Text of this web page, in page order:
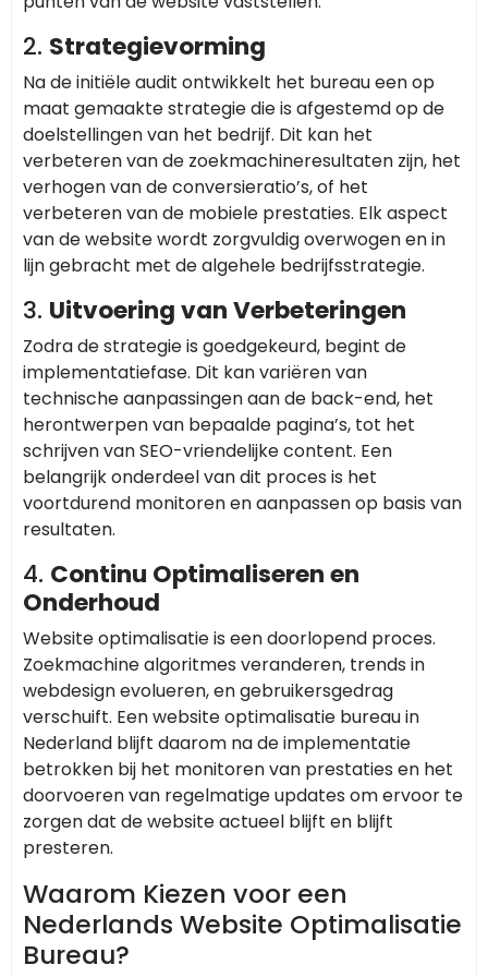
2. Strategievorming
Na de initiële audit ontwikkelt het bureau een op
maat gemaakte strategie die is afgestemd op de
doelstellingen van het bedrijf. Dit kan het
verbeteren van de zoekmachineresultaten zijn, het
verhogen van de conversieratio’s, of het
verbeteren van de mobiele prestaties. Elk aspect
van de website wordt zorgvuldig overwogen en in
lijn gebracht met de algehele bedrijfsstrategie.
3. Uitvoering van Verbeteringen
Zodra de strategie is goedgekeurd, begint de
implementatiefase. Dit kan variëren van
technische aanpassingen aan de back-end, het
herontwerpen van bepaalde pagina’s, tot het
schrijven van SEO-vriendelijke content. Een
belangrijk onderdeel van dit proces is het
voortdurend monitoren en aanpassen op basis van
resultaten.
4. Continu Optimaliseren en
Onderhoud
Website optimalisatie is een doorlopend proces.
Zoekmachine algoritmes veranderen, trends in
webdesign evolueren, en gebruikersgedrag
verschuift. Een website optimalisatie bureau in
Nederland blijft daarom na de implementatie
betrokken bij het monitoren van prestaties en het
doorvoeren van regelmatige updates om ervoor te
zorgen dat de website actueel blijft en blijft
presteren.
Waarom Kiezen voor een
Nederlands Website Optimalisatie
Bureau?